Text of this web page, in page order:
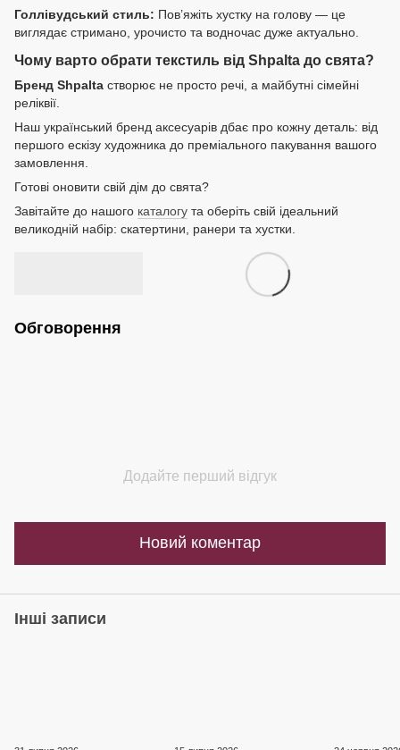
Голлівудський стиль: Пов’яжіть хустку на голову — це
виглядає стримано, урочисто та водночас дуже актуально.
Чому варто обрати текстиль від Shpalta до свята?
Бренд Shpalta створює не просто речі, а майбутні сімейні
реліквії.
Наш український бренд аксесуарів дбає про кожну деталь: від
першого ескізу художника до преміального пакування вашого
замовлення.
Готові оновити свій дім до свята?
Завітайте до нашого каталогу та оберіть свій ідеальний
великодній набір: скатертини, ранери та хустки.
Обговорення
Додайте перший відгук
Новий коментар
Інші записи